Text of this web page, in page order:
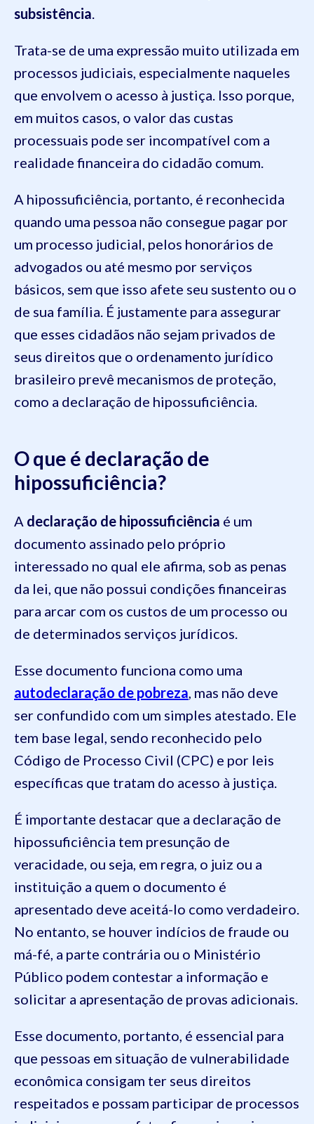
subsistência
Trata-se de uma expressão muito utilizada em
processos judiciais, especialmente naqueles
que envolvem o acesso à justiça. Isso porque,
em muitos casos, o valor das custas
processuais pode ser incompatível com a
realidade financeira do cidadão comum.
A hipossuficiência, portanto, é reconhecida
quando uma pessoa não consegue pagar por
um processo judicial, pelos honorários de
advogados ou até mesmo por serviços
básicos, sem que isso afete seu sustento ou o
de sua família. É justamente para assegurar
que esses cidadãos não sejam privados de
seus direitos que o ordenamento jurídico
brasileiro prevê mecanismos de proteção,
como a declaração de hipossuficiência.
O que é declaração de
hipossuficiência?
A declaração de hipossuficiência é um
documento assinado pelo próprio
interessado no qual ele afirma, sob as penas
da lei, que não possui condições financeiras
para arcar com os custos de um processo ou
de determinados serviços jurídicos.
Esse documento funciona como uma
autodeclaração de pobreza , mas não deve
ser confundido com um simples atestado. Ele
tem base legal, sendo reconhecido pelo
Código de Processo Civil (CPC) e por leis
específicas que tratam do acesso à justiça.
É importante destacar que a declaração de
hipossuficiência tem presunção de
veracidade, ou seja, em regra, o juiz ou a
instituição a quem o documento é
apresentado deve aceitá-lo como verdadeiro.
No entanto, se houver indícios de fraude ou
má-fé, a parte contrária ou o Ministério
Público podem contestar a informação e
solicitar a apresentação de provas adicionais.
Esse documento, portanto, é essencial para
que pessoas em situação de vulnerabilidade
econômica consigam ter seus direitos
respeitados e possam participar de processos